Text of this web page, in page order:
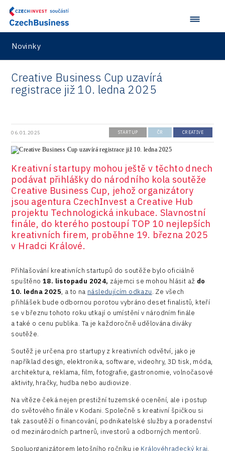
VisionCraft
Hunter Games
Kaleido
Virtual Lab
City
Drones
Rail
Connectivity
Consulting
Devices
Infrastructure
Logic/MaaS
R&D
Vehicles
PPP projekty
Společenská odpovědnost
Technická infrastruktura
Zaměstnanost
Konference Potenciál místní ekonomiky 2021
Konference Potenciál místní ekonomiky 2019
Konference Potenciál místní ekonomiky 2018
Představení průběžného pokroku projektu
Pasportizace
Novinky
Creative Business Cup uzavírá
registrace již 10. ledna 2025
06.01.2025 STARTUP ČR CREATIVE
Kreativní startupy mohou ještě v těchto dnech
podávat přihlášky do národního kola soutěže
Creative Business Cup, jehož organizátory
jsou agentura CzechInvest a Creative Hub
projektu Technologická inkubace. Slavnostní
finále, do kterého postoupí TOP 10 nejlepších
kreativních firem, proběhne 19. března 2025
v Hradci Králové.
Přihlašování kreativních startupů do soutěže bylo oficiálně
spuštěno 18. listopadu 2024, zájemci se mohou hlásit až do
10. ledna 2025, a to na následujícím odkazu. Ze všech
přihlášek bude odbornou porotou vybráno deset finalistů, kteří
se v březnu tohoto roku utkají o umístění v národním finále
a také o cenu publika. Ta je každoročně udělována diváky
soutěže.
Soutěž je určena pro startupy z kreativních odvětví, jako je
například design, elektronika, software, videohry, 3D tisk, móda,
architektura, reklama, film, fotografie, gastronomie, volnočasové
aktivity, hračky, hudba nebo audiovize.
Na vítěze čeká nejen prestižní tuzemské ocenění, ale i postup
do světového finále v Kodani. Společně s kreativní špičkou si
tak zasoutěží o financování, podnikatelské služby a poradenství
od mezinárodních partnerů, investorů a odborných mentorů.
Spoluorganizátorem letošního ročníku je Královéhradecký kraj.